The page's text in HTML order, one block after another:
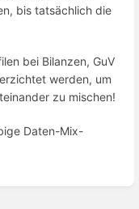
bis tatsächlich die
bei Bilanzen, GuV
werden, um
zu mischen!
Daten-Mix-